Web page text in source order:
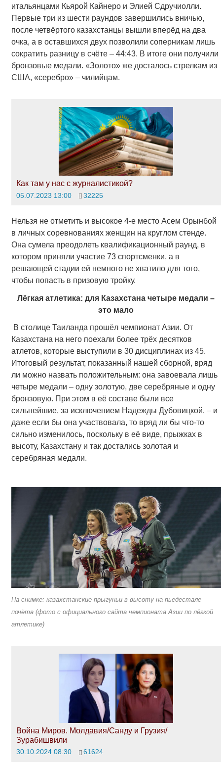
итальянцами Кьярой Кайнеро и Элией Сдручиолли.
Первые три из шести раундов завершились вничью,
после четвёртого казахстанцы вышли вперёд на два
очка, а в оставшихся двух позволили соперникам лишь
сократить разницу в счёте – 44:43. В итоге они получили
бронзовые медали. «Золото» же досталось стрелкам из
США, «серебро» – чилийцам.
Как там у нас с журналистикой?
05.07.2023 13:00 32225
Нельзя не отметить и высокое 4-е место Асем Орынбой
в личных соревнованиях женщин на круглом стенде.
Она сумела преодолеть квалификационный раунд, в
котором приняли участие 73 спортсменки, а в
решающей стадии ей немного не хватило для того,
чтобы попасть в призовую тройку.
Лёгкая атлетика: для Казахстана четыре медали –
это мало
В столице Таиланда прошёл чемпионат Азии. От
Казахстана на него поехали более трёх десятков
атлетов, которые выступили в 30 дисциплинах из 45.
Итоговый результат, показанный нашей сборной, вряд
ли можно назвать положительным: она завоевала лишь
четыре медали – одну золотую, две серебряные и одну
бронзовую. При этом в её составе были все
сильнейшие, за исключением Надежды Дубовицкой, – и
даже если бы она участвовала, то вряд ли бы что-то
сильно изменилось, поскольку в её виде, прыжках в
высоту, Казахстану и так достались золотая и
серебряная медали.
На снимке: казахстанские прыгуньи в высоту на пьедестале
почёта (фото с официального сайта чемпионата Азии по лёгкой
атлетике)
Война Миров. Молдавия/Санду и Грузия/
Зурабишвили
30.10.2024 08:30 61624